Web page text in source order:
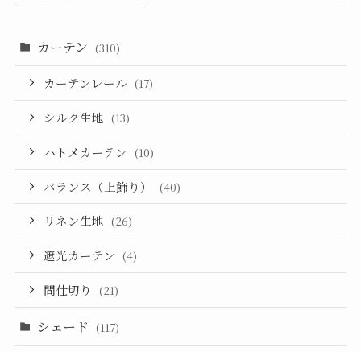
カーテン (310)
カーテンレール (17)
シルク生地 (13)
ハトメカーテン (10)
バランス（上飾り） (40)
リネン生地 (26)
遮光カーテン (4)
間仕切り (21)
シェード (117)